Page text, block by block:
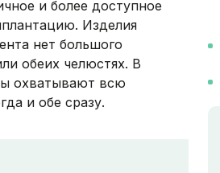
и более доступное
Изделия
нет большого
обеих челюстях. В
охватывают всю
и обе сразу.